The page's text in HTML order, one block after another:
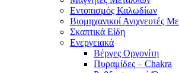
Εντοπισμός Καλωδίων
Βιομηχανικοί Ανιχνευτές
Σκαπτικά Είδη
Ενεργειακά
Βέργες Οργονίτη
Πυραμίδες – Chakra